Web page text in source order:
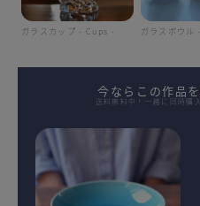
ガラスカップ - Cups - ガラスボウ
今ならこの作品
送料無料中！一緒に同時購